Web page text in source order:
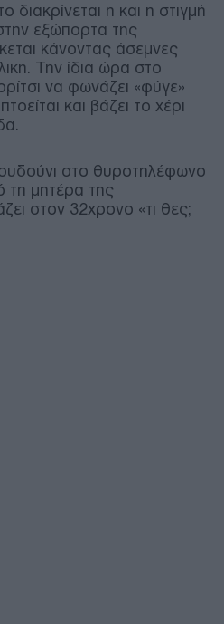
διακρίνεται η και η στιγμή
εξώπορτα της
κάνοντας άσεμνες
Την ίδια ώρα στο
να φωνάζει «φύγε»
και βάζει το χέρι
στο θυροτηλέφωνο
τη μητέρα της
στον 32χρονο «τι θες;